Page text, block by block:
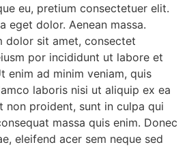
eu, pretium consectetuer elit.
eget dolor. Aenean massa.
dolor sit amet, consectet
por incididunt ut labore et
enim ad minim veniam, quis
laboris nisi ut aliquip ex ea
non proident, sunt in culpa qui
massa quis enim. Donec
eleifend acer sem neque sed